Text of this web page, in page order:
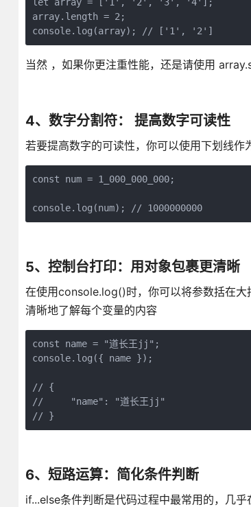
array.length = 2;
当然 ，如果你更注重性能，还是请使用
4、数字分割符： 提高数字可读性
若要提高数字的可读性，你可以使用下划线
const num = 1_000_000_000;
console.log(num); // 1000000000
5、控制台打印：用对象包裹更清晰
在使用console.log()时，你可以将参数括在大
清晰地了解每个变量的内容
const name = "道长王jj";
console.log({ name });
// {
//     "name": "道长王jj"
// }
6、短路运算：简化条件判断
if...else条件判断是代码过程中最常用的，几